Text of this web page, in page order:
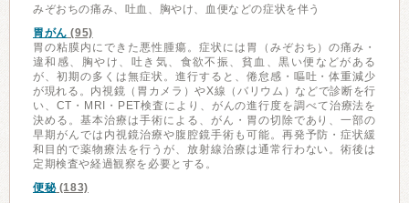
みぞおちの痛み、吐血、胸やけ、血便などの症状を伴う
胃がん (95)
胃の粘膜内にできた悪性腫瘍。症状には胃（みぞおち）の痛み・
違和感、胸やけ、吐き気、食欲不振、貧血、黒い便などがある
が、初期の多くは無症状。進行すると、倦怠感・嘔吐・体重減少
が現れる。内視鏡（胃カメラ）やX線（バリウム）などで診断を行
い、CT・MRI・PET検査により、がんの進行度を調べて治療法を
決める。基本治療は手術による、がん・胃の切除であり、一部の
早期がんでは内視鏡治療や腹腔鏡手術も可能。再発予防・症状緩
和目的で薬物療法を行うが、放射線治療は通常行わない。術後は
定期検査や経過観察を必要とする。
便秘(183)